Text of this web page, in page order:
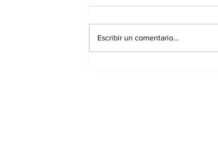
Escribir un comentario...